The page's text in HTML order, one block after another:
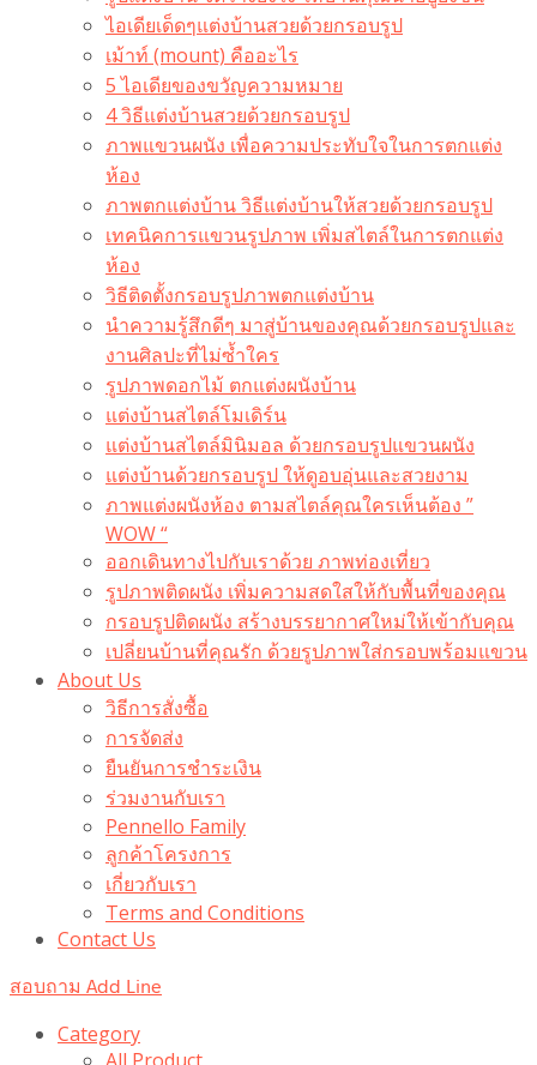
ไอเดียเด็ดๆแต่งบ้านสวยด้วยกรอบรูป
เม้าท์ (mount) คืออะไร​
5 ไอเดียของขวัญความหมาย
4 วิธีแต่งบ้านสวยด้วยกรอบรูป
ภาพแขวนผนัง เพื่อความประทับใจในการตกแต่ง
ห้อง
ภาพตกแต่งบ้าน วิธีแต่งบ้านให้สวยด้วยกรอบรูป
เทคนิคการแขวนรูปภาพ เพิ่มสไตล์ในการตกแต่ง
ห้อง
วิธีติดตั้งกรอบรูปภาพตกแต่งบ้าน
นำความรู้สึกดีๆ มาสู่บ้านของคุณด้วยกรอบรูปและ
งานศิลปะที่ไม่ซ้ำใคร
รูปภาพดอกไม้ ตกแต่งผนังบ้าน
แต่งบ้านสไตล์โมเดิร์น
แต่งบ้านสไตล์มินิมอล ด้วยกรอบรูปแขวนผนัง
แต่งบ้านด้วยกรอบรูป ให้ดูอบอุ่นและสวยงาม
ภาพแต่งผนังห้อง ตามสไตล์คุณใครเห็นต้อง ”
WOW “
ออกเดินทางไปกับเราด้วย ภาพท่องเที่ยว
รูปภาพติดผนัง เพิ่มความสดใสให้กับพื้นที่ของคุณ
กรอบรูปติดผนัง สร้างบรรยากาศใหม่ให้เข้ากับคุณ
เปลี่ยนบ้านที่คุณรัก ด้วยรูปภาพใส่กรอบพร้อมแขวน​
About Us
วิธีการสั่งซื้อ
การจัดส่ง
ยืนยันการชำระเงิน
ร่วมงานกับเรา
Pennello Family
ลูกค้าโครงการ
เกี่ยวกับเรา
Terms and Conditions
Contact Us
สอบถาม Add Line
Category
All Product